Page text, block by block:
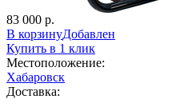
83 000 р.
В корзинуДобавлен
Купить в 1 клик
Местоположение:
Хабаровск
Доставка: